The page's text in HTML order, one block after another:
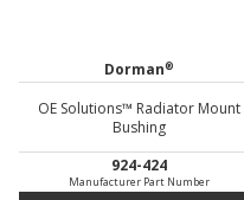
Dorman®
OE Solutions™ Radiator Mount
Bushing
924-424
Manufacturer Part Number